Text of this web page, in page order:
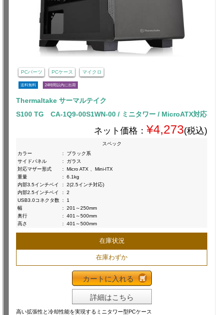
PCパーツ PCケース マイクロ
送料無料 24時間以内に出荷
Thermaltake サーマルテイク
S100 TG CA-1Q9-00S1WN-00 / ミニタワー / MicroATX対応
ネット価格： ¥4,273(税込)
スペック
カラー
:
ブラック系
サイドパネル
:
ガラス
対応マザー形式
:
Micro ATX 、Mini-ITX
重量
:
6.1kg
内部3.5インチベイ
:
2(2.5インチ対応)
内部2.5インチベイ
:
2
USB3.0コネクタ数 :
1
幅
:
201～250mm
奥行
:
401～500mm
高さ
: 401～500mm
在庫状況
在庫わずか
カートに入れる
詳細はこちら
高い拡張性と冷却性能を実現するミニタワー型PCケース